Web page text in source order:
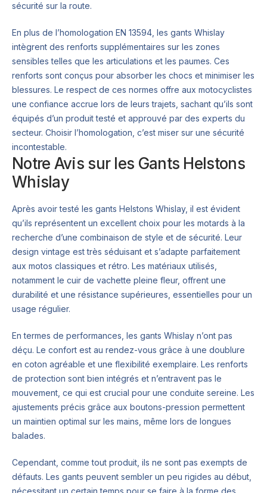
sécurité sur la route.
En plus de l’homologation EN 13594, les gants Whislay
intègrent des renforts supplémentaires sur les zones
sensibles telles que les articulations et les paumes. Ces
renforts sont conçus pour absorber les chocs et minimiser les
blessures. Le respect de ces normes offre aux motocyclistes
une confiance accrue lors de leurs trajets, sachant qu’ils sont
équipés d’un produit testé et approuvé par des experts du
secteur. Choisir l’homologation, c’est miser sur une sécurité
incontestable.
Notre Avis sur les Gants Helstons
Whislay
Après avoir testé les gants Helstons Whislay, il est évident
qu’ils représentent un excellent choix pour les motards à la
recherche d’une combinaison de style et de sécurité. Leur
design vintage est très séduisant et s’adapte parfaitement
aux motos classiques et rétro. Les matériaux utilisés,
notamment le cuir de vachette pleine fleur, offrent une
durabilité et une résistance supérieures, essentielles pour un
usage régulier.
En termes de performances, les gants Whislay n’ont pas
déçu. Le confort est au rendez-vous grâce à une doublure
en coton agréable et une flexibilité exemplaire. Les renforts
de protection sont bien intégrés et n’entravent pas le
mouvement, ce qui est crucial pour une conduite sereine. Les
ajustements précis grâce aux boutons-pression permettent
un maintien optimal sur les mains, même lors de longues
balades.
Cependant, comme tout produit, ils ne sont pas exempts de
défauts. Les gants peuvent sembler un peu rigides au début,